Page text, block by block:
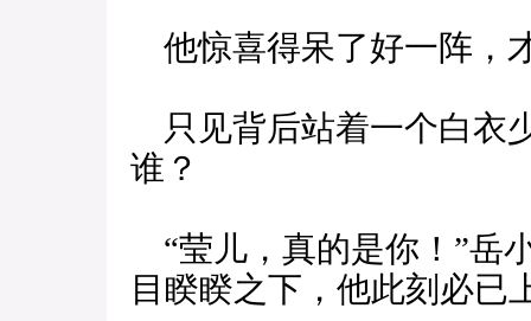
他惊喜得呆了好一阵，
只见背后站着一个白衣
谁？
“莹儿，真的是你！”岳
目睽睽之下，他此刻必已